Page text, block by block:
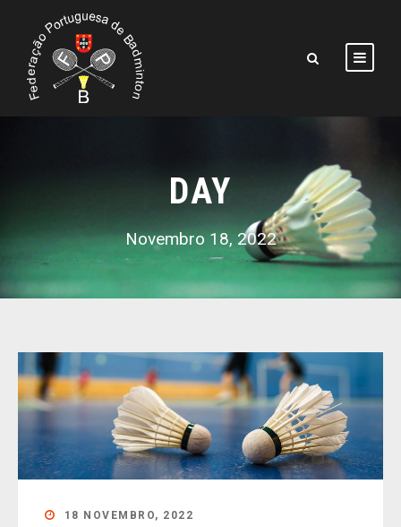
DAY
Novembro 18, 2022
18 NOVEMBRO, 2022